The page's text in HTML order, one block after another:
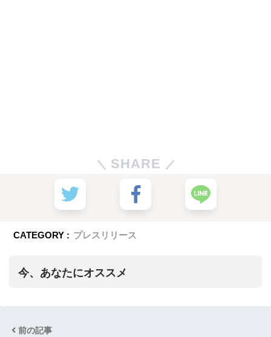
SHARE
CATEGORY : プレスリリース
今、あなたにオススメ
前の記事